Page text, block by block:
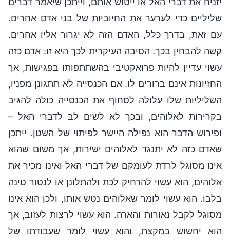
שליליים כדי לערער את החיוביות של בני אדם אחרים.
עם זאת, בדרך כלל, האדם הזה לא יגרור אליו אחרים.
קשה להבחין בכך. הסיבה העיקרית לכך היא זו: אדם כזה
עשוי עדיין להיות פרואקטיבי בהשתתפותו בפגישות, אך
החזיונות אינם ברורים לו. אם הכנסייה לא תתגונן מפניו,
השליליות שלו עלולה לסחוף את הכנסייה כולה להגיב
בקרירות לאלוהים, ובכך לא לשים לב לדברי האל –
ופירוש הדבר הוא נפילה היישר לפיתוי של השטן. ייתכן
שאדם כזה לא יתנגד לאלוהים ישירות, אך משום שהוא
אינו מסוגל לרדת לעומקם של דברי האל ואינו מכיר את
אלוהים, הוא עשוי להרחיק לכת ולהתלונן או לנטור טינה
בלבו. הוא עשוי לומר שאלוהים נטש אותו, ולכן הוא אינו
מסוגל לקבל נאורות והארה. הוא עשוי לרצות לעזוב, אך
הוא יחשוש במקצת, והוא עשוי לומר שעבודתו של